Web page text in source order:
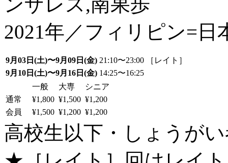
2021年／フィリピン=日
9月03日(土)〜9月09日(金) 21:10〜23:00 ［レイト］
9月10日(土)〜9月16日(金) 14:25〜16:25
一般
大専
シニア
通常
¥1,800 ¥1,500 ¥1,200
会員
¥1,500 ¥1,200 ¥1,200
高校生以下・しょうがい